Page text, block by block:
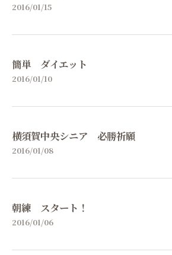
2016/01/15
簡単 ダイエット
2016/01/10
横須賀中央シニア 必勝祈願
2016/01/08
朝練 スタート！
2016/01/06